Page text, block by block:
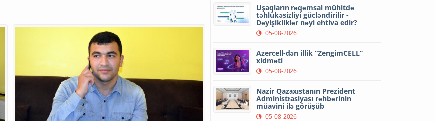
Uşaqların rəqəmsal mühitdə
təhlükəsizliyi gücləndirilir -
Dəyişikliklər nəyi ehtiva edir?
05-08-2026
Azercell-dən illik “ZengimCELL”
xidməti
05-08-2026
Nazir Qazaxıstanın Prezident
Administrasiyası rəhbərinin
müavini ilə görüşüb
05-08-2026